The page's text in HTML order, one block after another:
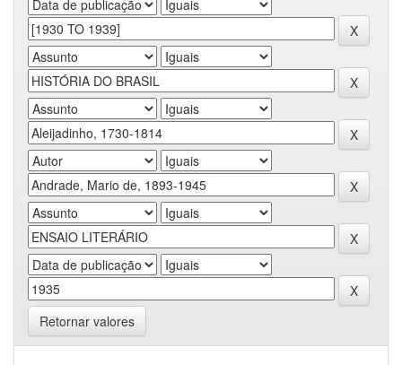
Retornar valores